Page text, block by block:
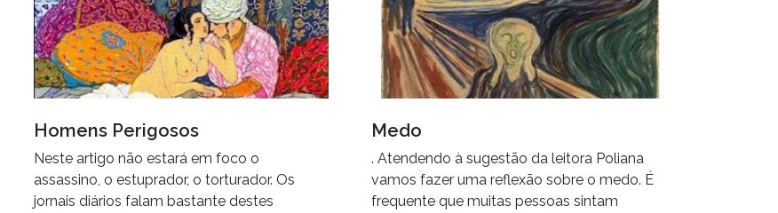
Homens Perigosos
Neste artigo não estará em foco o
assassino, o estuprador, o torturador. Os
jornais diários falam bastante destes
Medo
. Atendendo à sugestão da leitora Poliana
vamos fazer uma reflexão sobre o medo. É
frequente que muitas pessoas sintam